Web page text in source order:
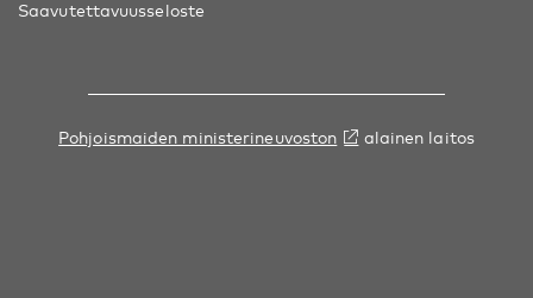
Saavutettavuusseloste
Pohjoismaiden ministerineuvoston alainen laitos